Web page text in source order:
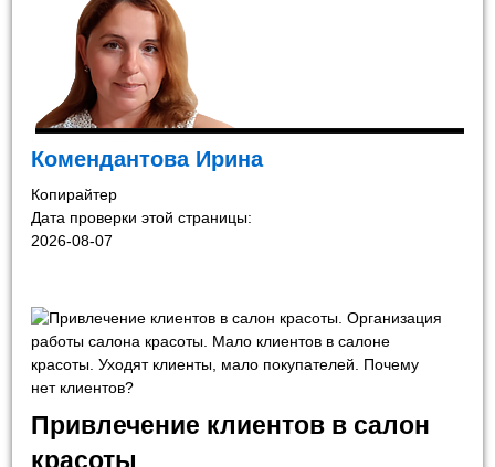
Комендантова Ирина
Копирайтер
Дата проверки этой страницы:
2026-08-07
Привлечение клиентов в салон
красоты